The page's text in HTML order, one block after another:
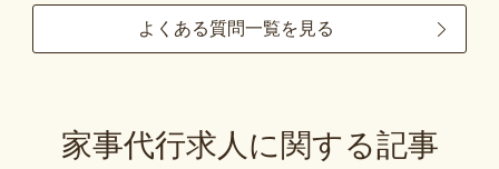
よくある質問一覧を見る
家事代行求人に関する記事